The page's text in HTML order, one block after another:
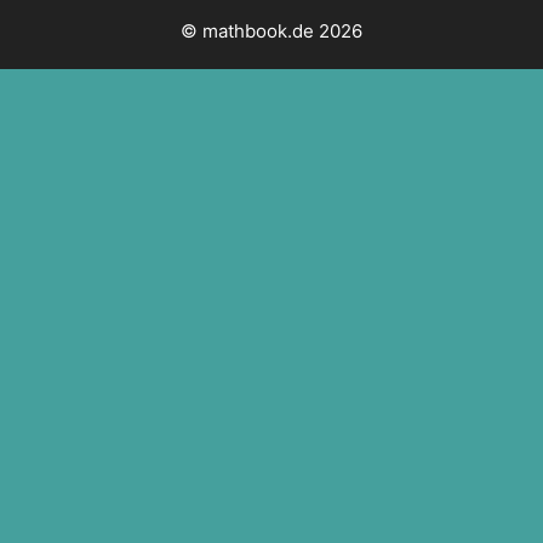
© mathbook.de 2026